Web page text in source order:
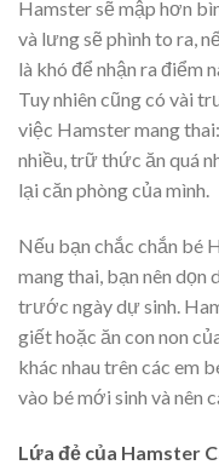
Hamster sẽ mập hơn
và lưng sẽ phình to ra,
là khó để nhận ra điểm
Tuy nhiên cũng có vài
việc Hamster mang
nhiều, trữ thức ăn quá
lại căn phòng của mình.
Nếu bạn chắc chắn bé
mang thai, bạn nên dọn
trước ngày dự sinh.
giết hoặc ăn con non
khác nhau trên các em
vào bé mới sinh và nên
Lứa đẻ của Hamster